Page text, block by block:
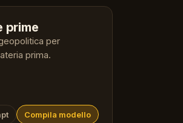
prime
per
prima.
Compila modello